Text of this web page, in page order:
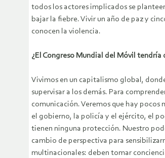
todos los actores implicados se
bajar la fiebre. Vivir un año de paz y
conocen la violencia.
¿El Congreso Mundial del Móvil tendría
Vivimos en un capitalismo global,
supervisar a los demás. Para
comunicación. Veremos que hay
el gobierno, la policía y el ejército, el
tienen ninguna protección. Nuestro
cambio de perspectiva para
multinacionales: deben tomar